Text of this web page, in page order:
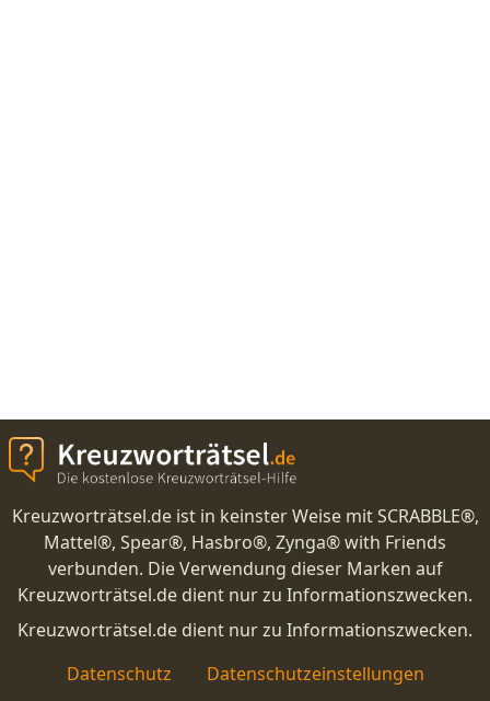
Kreuzworträtsel.de ist in keinster Weise mit SCRABBLE®,
Mattel®, Spear®, Hasbro®, Zynga® with Friends
verbunden. Die Verwendung dieser Marken auf
Kreuzworträtsel.de dient nur zu Informationszwecken.
Kreuzworträtsel.de dient nur zu Informationszwecken.
Datenschutz
Datenschutzeinstellungen